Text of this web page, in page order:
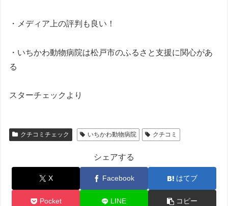
・メディア上の評判も良い！
・いちかわ動物病院は松戸市のふるさと支援に関心があ
る
スターチェックより
クチコミチェック いちかわ動物病院 クチコミ
シェアする
X Facebook はてブ
Pocket LINE コピー